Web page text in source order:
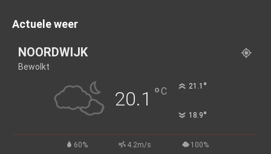
Actuele weer
NOORDWIJK
Bewolkt
20.1 °C 21.1 °
18.9°
60% 4.2m/s 100%